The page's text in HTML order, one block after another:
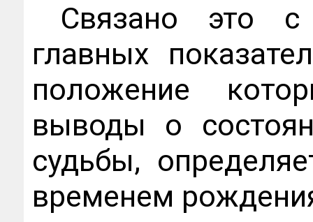
Связано это
главных
положение
выводы о
судьбы,
временем